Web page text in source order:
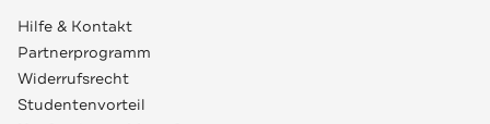
Hilfe & Kontakt
Partnerprogramm
Widerrufsrecht
Studentenvorteil